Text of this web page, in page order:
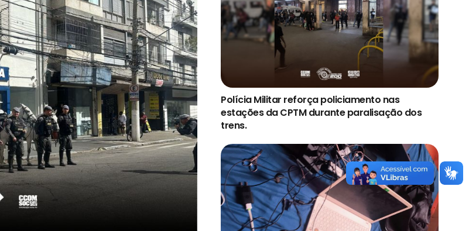
Polícia Militar reforça policiamento nas
estações da CPTM durante paralisação dos
trens.